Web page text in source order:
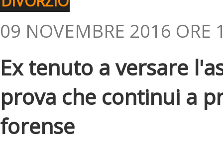
09 NOVEMBRE 2016 ORE
Ex tenuto a versare
prova che continui a
forense